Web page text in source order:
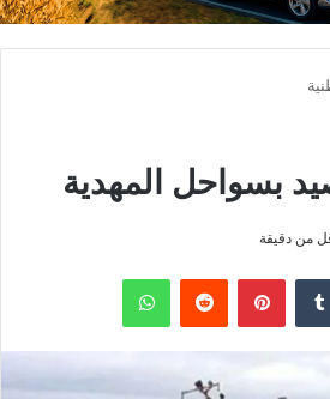
بسواحل المهدية
من دقيقة
بينتيريست واتساب